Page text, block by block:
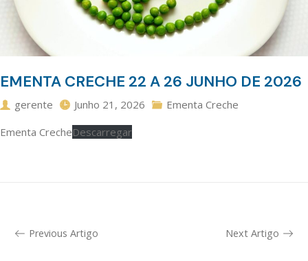
EMENTA CRECHE 22 A 26 JUNHO DE 2026
gerente Junho 21, 2026
Ementa Creche
Ementa CrecheDescarregar
Previous Artigo Next Artigo